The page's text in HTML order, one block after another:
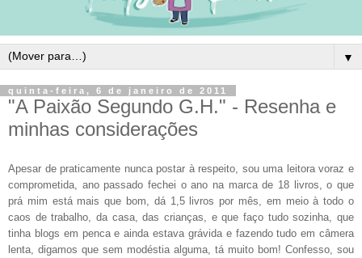
▼
quinta-feira, 6 de janeiro de 2011
"A Paixão Segundo G.H." - Resenha e
minhas considerações
Apesar de praticamente nunca postar à respeito, sou uma leitora voraz e
comprometida, ano passado fechei o ano na marca de 18 livros, o que
prá mim está mais que bom, dá 1,5 livros por mês, em meio à todo o
caos de trabalho, da casa, das crianças, e que faço tudo sozinha, que
tinha blogs em penca e ainda estava grávida e fazendo tudo em câmera
lenta, digamos que sem modéstia alguma, tá muito bom! Confesso, sou